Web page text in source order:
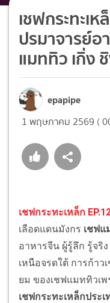
เชฟกระทะเ
ปรมาจารย์อ
แมททิว เกิ่ง
epapipe
1 พฤษภาคม 2569 (
เชฟกระทะเหล็ก
เลือดแดนมังกร เชฟแ
อาหารจีน ผู้รู้ลึก รู้จริ
เหนือจรดใต้ การก้าว
ยม ของเชฟแมททิวเ
เชฟกระทะเหล็กประเ